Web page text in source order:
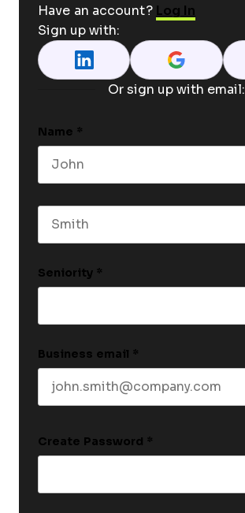
Have an account? Log In
Sign up with:
Or sign up with email:
Name *
Seniority *
Business email *
Create Password *